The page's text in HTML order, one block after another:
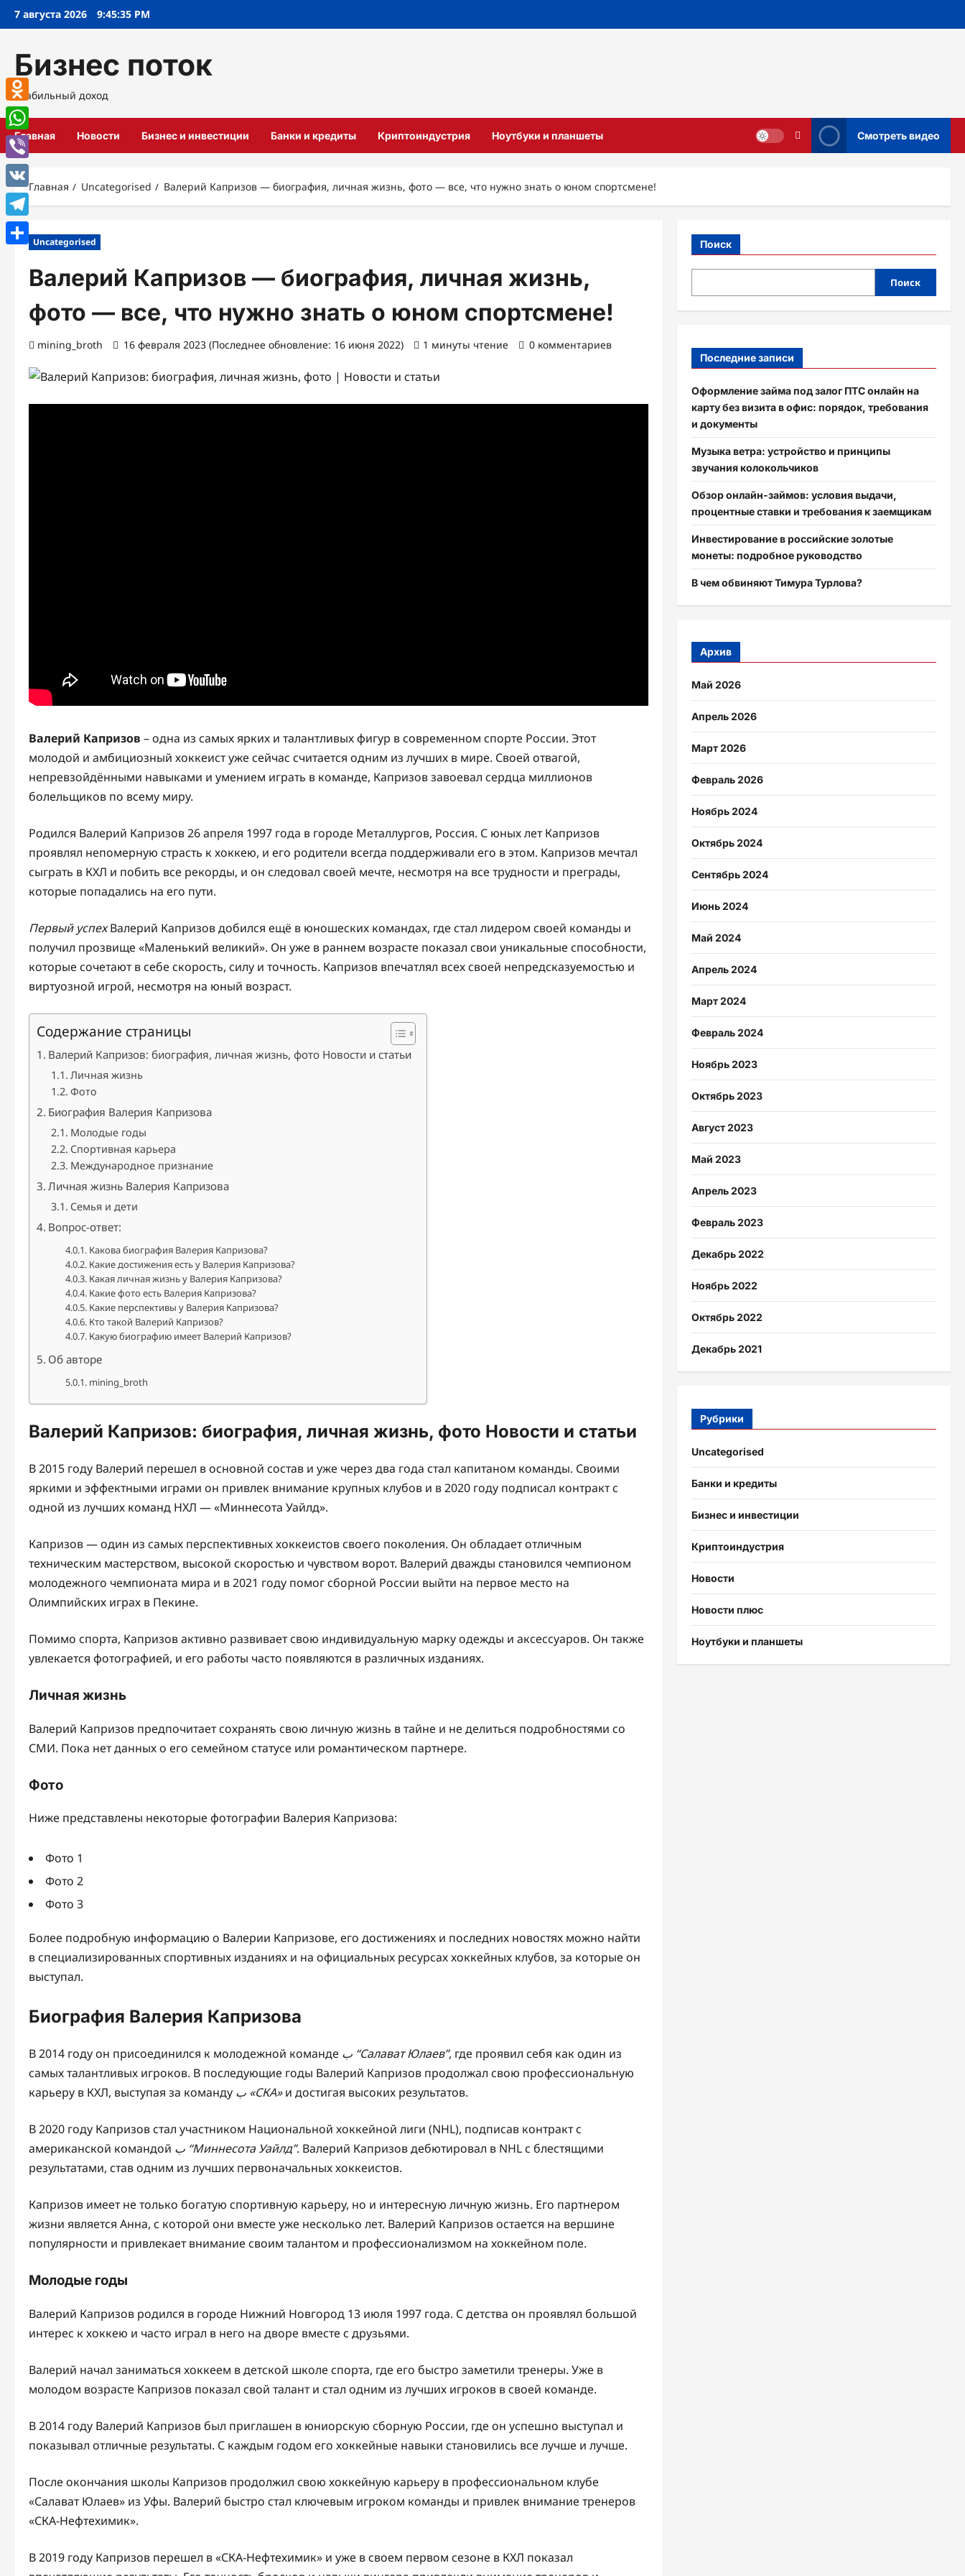
Перейти
7 августа 2026 9:45:36 PM
Бизнес поток
Стабильный доход
Главная Новости Бизнес и инвестиции Банки и кредиты Криптоиндустрия Ноутбуки и планшеты Смотреть видео
Главная Uncategorised Валерий Капризов — биография, личная жизнь, фото — все, что нужно знать о юном спортсмене!
Uncategorised
Валерий Капризов — биография, личная жизнь,
фото — все, что нужно знать о юном спортсмене!
mining_broth 16 февраля 2023 (Последнее обновление: 16 июня 2022) 1 минуты чтение 0 комментариев
Валерий Капризов – одна из самых ярких и талантливых фигур в современном спорте России. Этот
молодой и амбициозный хоккеист уже сейчас считается одним из лучших в мире. Своей отвагой,
непревзойдёнными навыками и умением играть в команде, Капризов завоевал сердца миллионов
болельщиков по всему миру.
Родился Валерий Капризов 26 апреля 1997 года в городе Металлургов, Россия. С юных лет Капризов
проявлял непомерную страсть к хоккею, и его родители всегда поддерживали его в этом. Капризов мечтал
сыграть в КХЛ и побить все рекорды, и он следовал своей мечте, несмотря на все трудности и преграды,
которые попадались на его пути.
Первый успехВалерий Капризов добился ещё в юношеских командах, где стал лидером своей команды и
получил прозвище «Маленький великий». Он уже в раннем возрасте показал свои уникальные способности,
которые сочетают в себе скорость, силу и точность. Капризов впечатлял всех своей непредсказуемостью и
виртуозной игрой, несмотря на юный возраст.
Содержание страницы
Валерий Капризов: биография, личная жизнь, фото Новости и статьи
Личная жизнь
Фото
Биография Валерия Капризова
Молодые годы
Спортивная карьера
Международное признание
Личная жизнь Валерия Капризова
Семья и дети
Вопрос-ответ:
Какова биография Валерия Капризова?
Какие достижения есть у Валерия Капризова?
Какая личная жизнь у Валерия Капризова?
Какие фото есть Валерия Капризова?
Какие перспективы у Валерия Капризова?
Кто такой Валерий Капризов?
Какую биографию имеет Валерий Капризов?
Об авторе
mining_broth
Валерий Капризов: биография, личная жизнь, фото Новости и статьи
В 2015 году Валерий перешел в основной состав и уже через два года стал капитаном команды. Своими
яркими и эффектными играми он привлек внимание крупных клубов и в 2020 году подписал контракт с
одной из лучших команд НХЛ — «Миннесота Уайлд».
Капризов — один из самых перспективных хоккеистов своего поколения. Он обладает отличным
техническим мастерством, высокой скоростью и чувством ворот. Валерий дважды становился чемпионом
молодежного чемпионата мира и в 2021 году помог сборной России выйти на первое место на
Олимпийских играх в Пекине.
Помимо спорта, Капризов активно развивает свою индивидуальную марку одежды и аксессуаров. Он также
увлекается фотографией, и его работы часто появляются в различных изданиях.
Личная жизнь
Валерий Капризов предпочитает сохранять свою личную жизнь в тайне и не делиться подробностями со
СМИ. Пока нет данных о его семейном статусе или романтическом партнере.
Фото
Ниже представлены некоторые фотографии Валерия Капризова:
Фото 1
Фото 2
Фото 3
Более подробную информацию о Валерии Капризове, его достижениях и последних новостях можно найти
в специализированных спортивных изданиях и на официальных ресурсах хоккейных клубов, за которые он
выступал.
Биография Валерия Капризова
В 2014 году он присоединился к молодежной команде ب “Салават Юлаев”, где проявил себя как один из
самых талантливых игроков. В последующие годы Валерий Капризов продолжал свою профессиональную
карьеру в КХЛ, выступая за команду
ب «СКА»и достигая высоких результатов.
В 2020 году Капризов стал участником Национальной хоккейной лиги (NHL), подписав контракт с
американской командой
ب “Миннесота Уайлд”. Валерий Капризов дебютировал в NHL с блестящими
результатами, став одним из лучших первоначальных хоккеистов.
Капризов имеет не только богатую спортивную карьеру, но и интересную личную жизнь. Его партнером
жизни является Анна, с которой они вместе уже несколько лет. Валерий Капризов остается на вершине
популярности и привлекает внимание своим талантом и профессионализмом на хоккейном поле.
Молодые годы
Валерий Капризов родился в городе Нижний Новгород 13 июля 1997 года. С детства он проявлял большой
интерес к хоккею и часто играл в него на дворе вместе с друзьями.
Валерий начал заниматься хоккеем в детской школе спорта, где его быстро заметили тренеры. Уже в
молодом возрасте Капризов показал свой талант и стал одним из лучших игроков в своей команде.
В 2014 году Валерий Капризов был приглашен в юниорскую сборную России, где он успешно выступал и
показывал отличные результаты. С каждым годом его хоккейные навыки становились все лучше и лучше.
После окончания школы Капризов продолжил свою хоккейную карьеру в профессиональном клубе
«Салават Юлаев» из Уфы. Валерий быстро стал ключевым игроком команды и привлек внимание тренеров
«СКА-Нефтехимик».
В 2019 году Капризов перешел в «СКА-Нефтехимик» и уже в своем первом сезоне в КХЛ показал
Поиск
Поиск
Последние записи
Оформление займа под залог ПТС онлайн на
карту без визита в офис: порядок, требования
и документы
Музыка ветра: устройство и принципы
звучания колокольчиков
Обзор онлайн-займов: условия выдачи,
процентные ставки и требования к заемщикам
Инвестирование в российские золотые
монеты: подробное руководство
В чем обвиняют Тимура Турлова?
Архив
Май 2026
Апрель 2026
Март 2026
Февраль 2026
Ноябрь 2024
Октябрь 2024
Сентябрь 2024
Июнь 2024
Май 2024
Апрель 2024
Март 2024
Февраль 2024
Ноябрь 2023
Октябрь 2023
Август 2023
Май 2023
Апрель 2023
Февраль 2023
Декабрь 2022
Ноябрь 2022
Октябрь 2022
Декабрь 2021
Рубрики
Uncategorised
Банки и кредиты
Бизнес и инвестиции
Криптоиндустрия
Новости
Новости плюс
Ноутбуки и планшеты
Odnoklassniki
WhatsApp
Viber
VK
Telegram